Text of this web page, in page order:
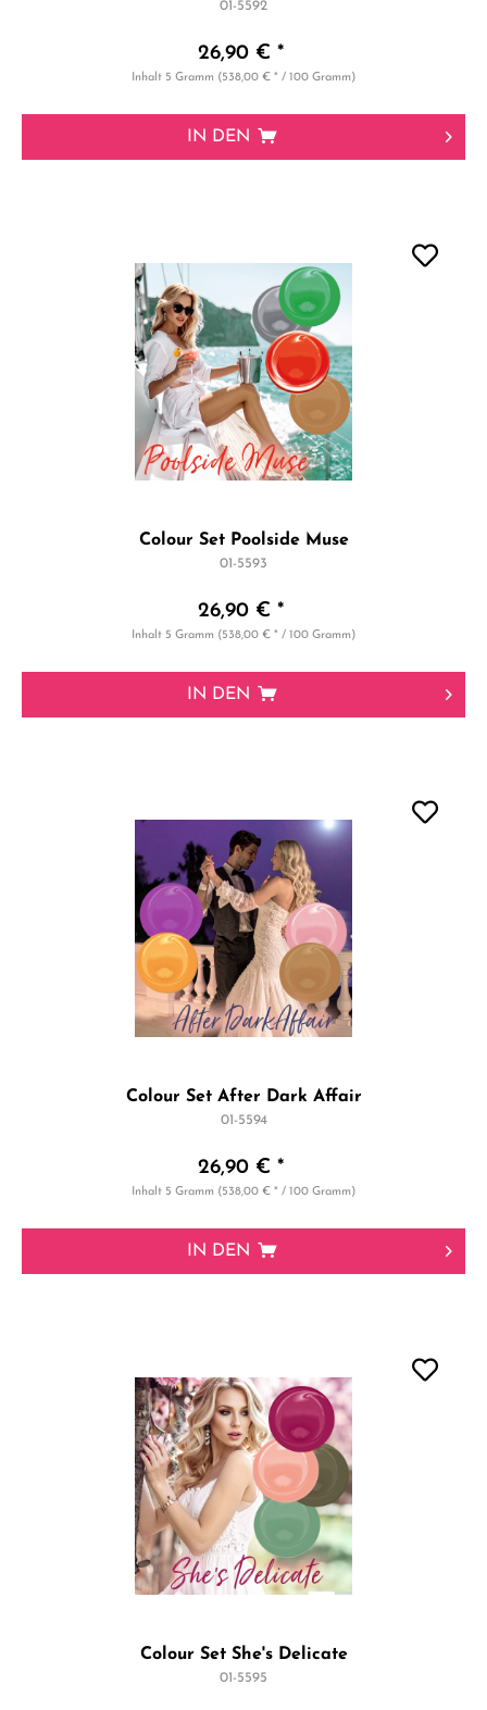
01-5592
26,90 € *
Inhalt 5 Gramm (538,00 € * / 100 Gramm)
IN DEN
Colour Set Poolside Muse
01-5593
26,90 € *
Inhalt 5 Gramm (538,00 € * / 100 Gramm)
IN DEN
Colour Set After Dark Affair
01-5594
26,90 € *
Inhalt 5 Gramm (538,00 € * / 100 Gramm)
IN DEN
Colour Set She's Delicate
01-5595